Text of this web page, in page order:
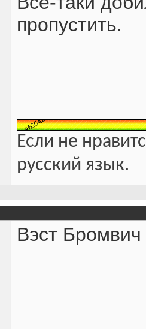
пропустить.
Если не
русский язык.
Вэст